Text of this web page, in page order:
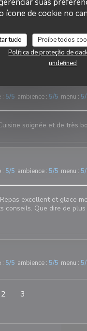
de cookie no
tudo Proíbe todos
Política de proteção de
undefined
: 5/5 ambience:5 /5 menu:5
village ! Les plats sont
et d’une
: 5/5 ambience : 5/5 menu : 5
soignée et de très
: 5/5 ambience : 5/5 menu : 5
excellent et glace
conseils. Que dire de
: 5/5 ambience : 5/5 menu : 5
2 3